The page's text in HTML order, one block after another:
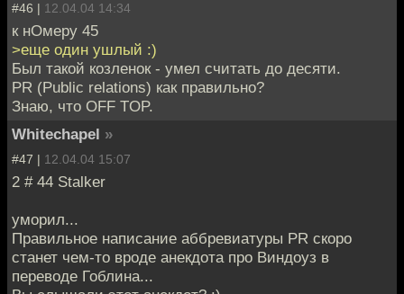
#46 | 12.04.04 14:34
к нОмеру 45
>еще один ушлый :)
Был такой козленок - умел считать до десяти.
PR (Public relations) как правильно?
Знаю, что OFF TOP.
Whitechapel »
#47 | 12.04.04 15:07
2 # 44 Stalker
уморил...
Правильное написание аббревиатуры PR скоро
станет чем-то вроде анекдота про Виндоуз в
переводе Гоблина...